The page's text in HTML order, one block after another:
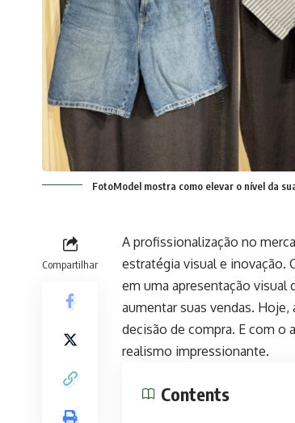
FotoModel mostra como elevar o nível da
Compartilhar
A profissionalização no
estratégia visual e inovação.
em uma apresentação visual
aumentar suas vendas.
decisão de compra. E com o
realismo impressionante.
Contents